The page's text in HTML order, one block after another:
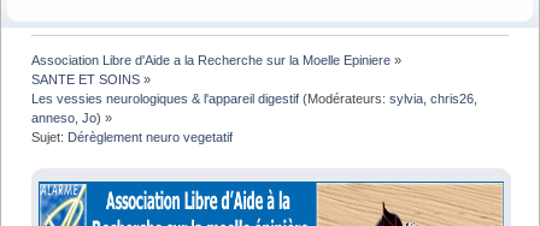
Association Libre d'Aide a la Recherche sur la Moelle Epiniere »
SANTE ET SOINS »
Les vessies neurologiques & l'appareil digestif (Modérateurs:sylvia ,chris26
anneso ,Jo) »
Sujet: Dérèglement neuro vegetatif